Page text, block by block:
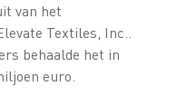
van het
Textiles, Inc..
behaalde het in
euro.